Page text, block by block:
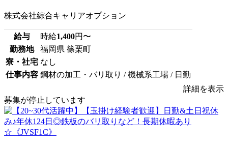
株式会社綜合キャリアオプション
給与 時給1,400円〜
勤務地
福岡県 篠栗町
寮・社宅 なし
仕事内容 鋼材の加工・バリ取り / 機械系工場 / 日勤
詳細を表示
募集が停止しています